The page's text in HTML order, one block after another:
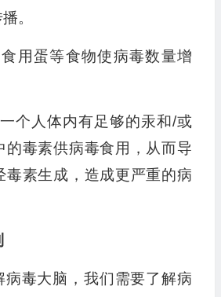
。
用蛋等食物使病毒数量增
个人体内有足够的汞和/或
的毒素供病毒食用，从而导
毒素生成，造成更严重的病
病毒大脑，我们需要了解病